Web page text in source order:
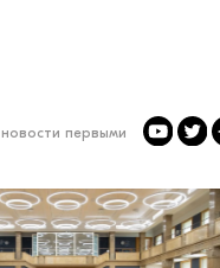
первыми